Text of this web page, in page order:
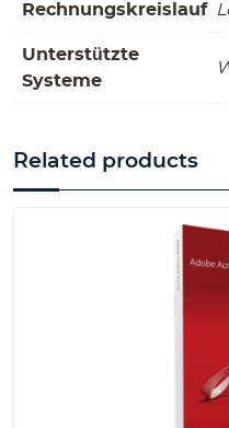
Rechnungskreislauf
Unterstützte
Systeme
Related products